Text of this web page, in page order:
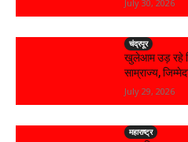
July 30, 2026
चंद्रपूर
खुलेआम उड़ रहे
साम्राज्य,
July 29, 2026
महाराष्ट्र